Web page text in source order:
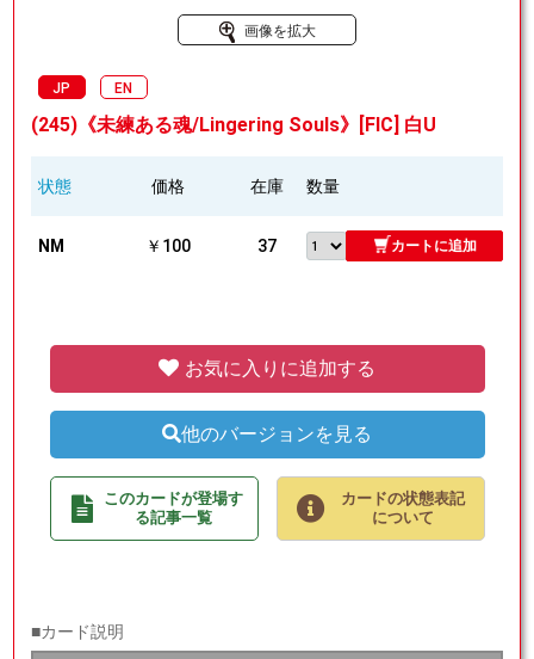
画像を拡大
JP EN
(245)《未練ある魂/Lingering Souls》[FIC] 白U
状態 価格 在庫 数量
NM ￥100 37 カートに追加
お気に入りに追加する
他のバージョンを見る
このカードが登場す
る記事一覧
カードの状態表記
について
■カード説明